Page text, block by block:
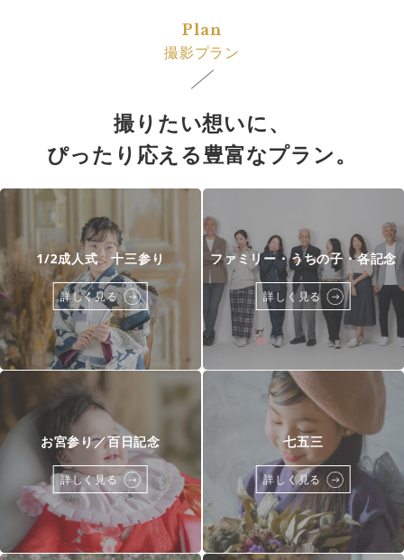
Plan
撮影プラン
撮りたい想いに、
ぴったり応える豊富なプラン。
1/2成人式 十三参り
詳しく見る
ファミリー・うちの子・各記念
詳しく見る
お宮参り／百日記念
詳しく見る
七五三
詳しく見る